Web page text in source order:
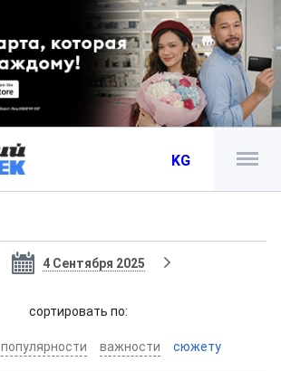
KG
4 Сентября 2025
cортировать по:
популярности важности сюжету